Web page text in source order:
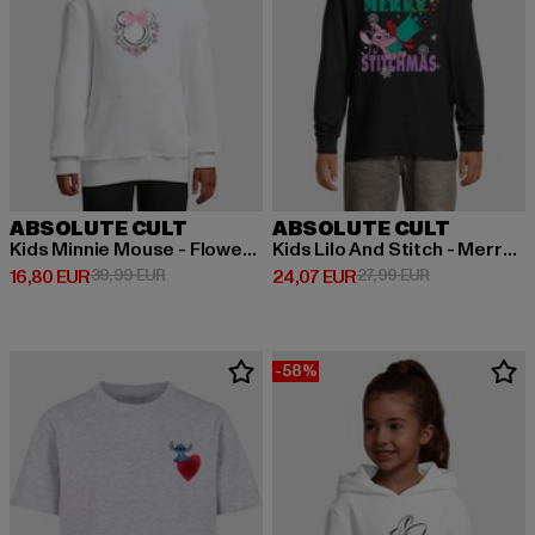
ABSOLUTE CULT
Kids Minnie Mouse - Flowers Logo
16,80 EUR
Derzeitiger Preis: 16,80 EUR
39,99 EURAktionspreis: 39,99 EUR
ABSOLUTE CULT
Kids Lilo And Stitch - Merry Stitchmas Cracker Angel Longsleeve
24,07 EUR
Derzeitiger Preis: 24,07 EUR
27,99 EURAktionspreis:
-58%